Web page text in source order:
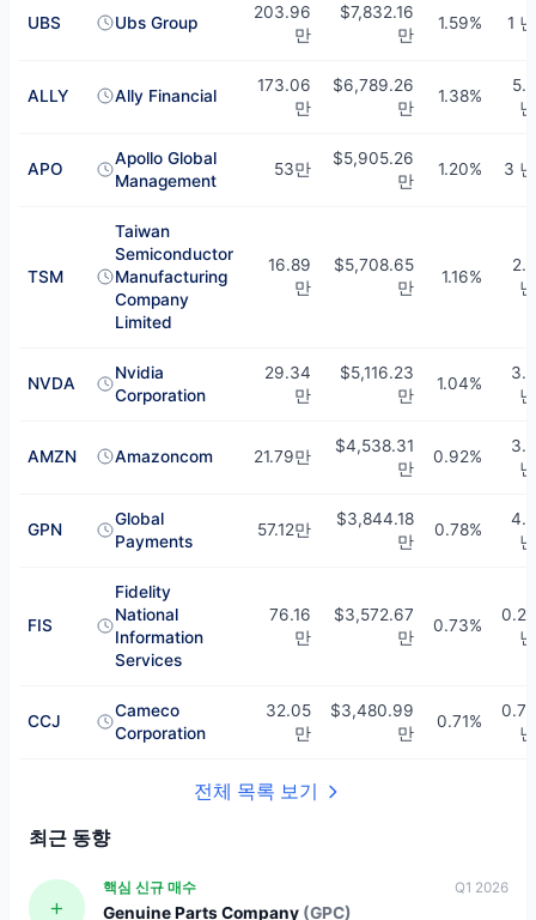
UBS Ubs Group
203.96
만
$7,832.16
만
1.59% 1 년
ALLY Ally Financial
173.06
만
$6,789.26
만
1.38%
5.5
년
APO
Apollo Global
Management
53만
$5,905.26
만
1.20% 3 년
TSM
Taiwan
Semiconductor
Manufacturing
Company
Limited
16.89
만
$5,708.65
만
1.16%
2.8
년
NVDA
Nvidia
Corporation
29.34
만
$5,116.23
만
1.04%
3.2
년
AMZN Amazoncom 21.79만
$4,538.31
만
0.92%
3.5
년
GPN
Global
Payments
57.12만
$3,844.18
만
0.78%
4.2
년
FIS
Fidelity
National
Information
Services
76.16
만
$3,572.67
만
0.73%
0.25
년
CCJ
Cameco
Corporation
32.05
만
$3,480.99
만
0.71%
0.75
년
전체 목록 보기
최근 동향
핵심 신규 매수
Genuine Parts Company (GPC)
Q1 2026